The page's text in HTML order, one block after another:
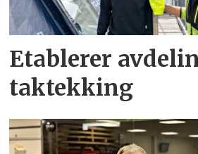
Etablerer
taktekking